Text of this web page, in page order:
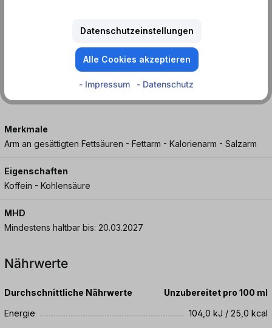
Natürlich belebend. Echt im Geschmack. Mio Mio Mate Original –
der Klassiker aus der Dose für echte Mate-Fans.
Koffeinhaltiges Erfrischungsgetränk mit Zucker und
Merkmale
Arm an gesättigten Fettsäuren - Fettarm - Kalorienarm - Salzarm
Eigenschaften
Koffein - Kohlensäure
MHD
Mindestens haltbar bis: 20.03.2027
Nährwerte
Durchschnittliche Nährwerte
Unzubereitet pro 100 ml
Energie
104,0 kJ / 25,0 kcal
Datenschutzeinstellungen
Alle Cookies akzeptieren
- Impressum - Datenschutz